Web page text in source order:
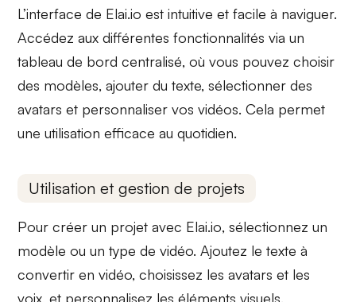
L’interface de Elai.io est intuitive et facile à naviguer.
Accédez aux différentes fonctionnalités via un
tableau de bord centralisé, où vous pouvez choisir
des modèles, ajouter du texte, sélectionner des
avatars et personnaliser vos vidéos. Cela permet
une utilisation efficace au quotidien.
Utilisation et gestion de projets
Pour créer un projet avec Elai.io, sélectionnez un
modèle ou un type de vidéo. Ajoutez le texte à
convertir en vidéo, choisissez lesavatars et les
voix, et personnalisez les éléments visuels.